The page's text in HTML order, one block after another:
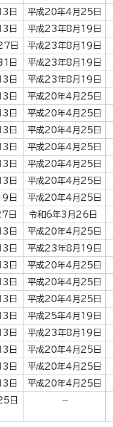
日 平成20年4月25日
日 平成23年8月19日
日 平成23年8月19日
日 平成23年8月19日
日 平成23年8月19日
日 平成20年4月25日
日 平成20年4月25日
日 平成20年4月25日
日 平成20年4月25日
日 平成20年4月25日
日 平成20年4月25日
日 平成20年4月25日
日 令和6年3月26日
日 平成20年4月25日
日 平成23年8月19日
日 平成20年4月25日
日 平成20年4月25日
日 平成20年4月25日
日 平成25年4月19日
日 平成23年8月19日
日 平成20年4月25日
日 平成20年4月25日
日 平成20年4月25日
日 －